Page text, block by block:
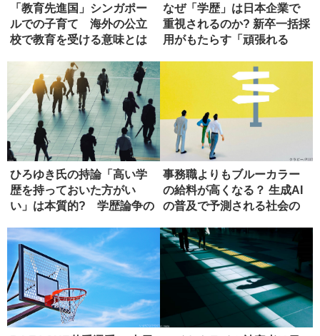
「教育先進国」シンガポー
ルでの子育て 海外の公立
校で教育を受ける意味とは
なぜ「学歴」は日本企業で
重視されるのか? 新卒一括採
用がもたらす「頑張れる
ひろゆき氏の持論「高い学
歴を持っておいた方がい
い」は本質的? 学歴論争の
事務職よりもブルーカラー
の給料が高くなる？ 生成AI
の普及で予測される社会の